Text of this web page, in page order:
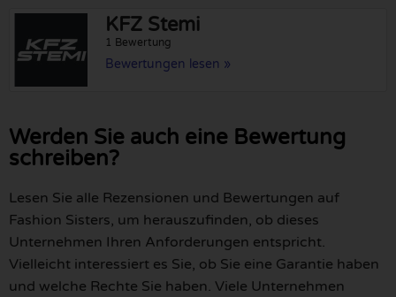
KFZ Stemi
1 Bewertung
Bewertungen lesen »
Werden Sie auch eine Bewertung
schreiben?
Lesen Sie alle Rezensionen und Bewertungen auf
Fashion Sisters, um herauszufinden, ob dieses
Unternehmen Ihren Anforderungen entspricht.
Vielleicht interessiert es Sie, ob Sie eine Garantie haben
und welche Rechte Sie haben. Viele Unternehmen